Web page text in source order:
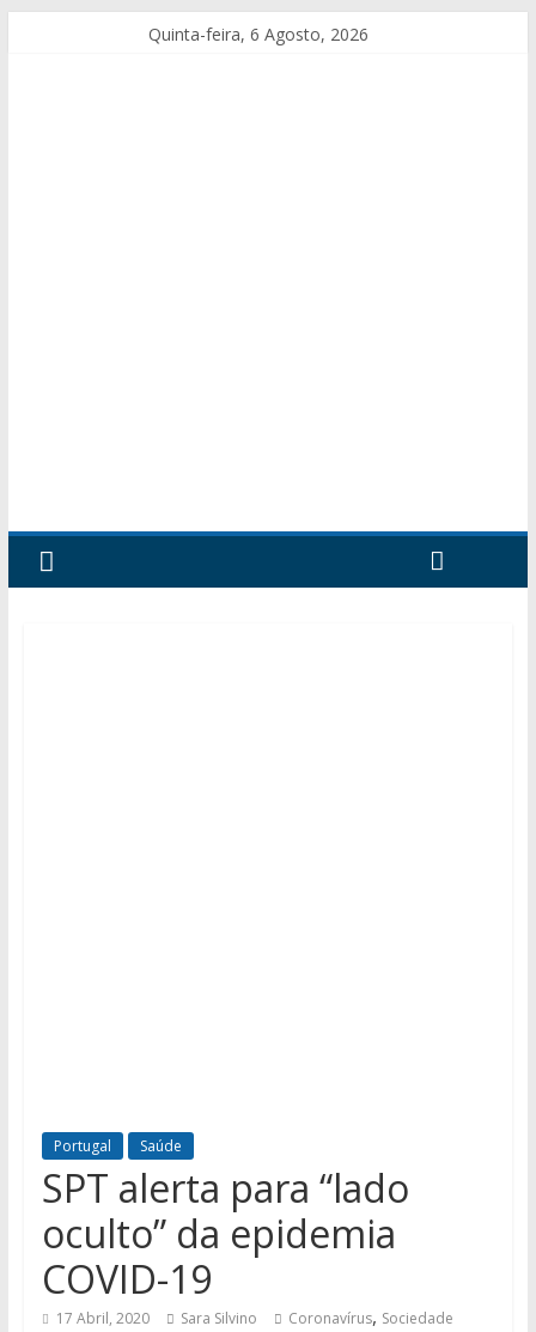
Quinta-feira, 6 Agosto, 2026
Portugal Saúde
SPT alerta para “lado
oculto” da epidemia
COVID-19
17 Abril, 2020 Sara Silvino Coronavírus, Sociedade